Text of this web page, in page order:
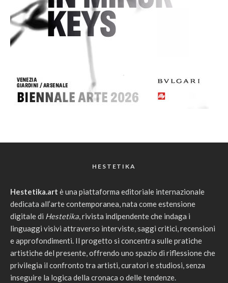
HESTETIKA
Hestetika.art è una piattaforma editoriale internazionale
dedicata all’arte contemporanea, nata come estensione
digitale di Hestetika, rivista indipendente che indaga i
linguaggi visivi attraverso interviste, saggi critici, recensioni
e approfondimenti. Il progetto si concentra sulle pratiche
artistiche del presente, offrendo uno spazio di riflessione che
privilegia il confronto tra artisti, curatori e studiosi, senza
inseguire la logica della cronaca o delle tendenze.